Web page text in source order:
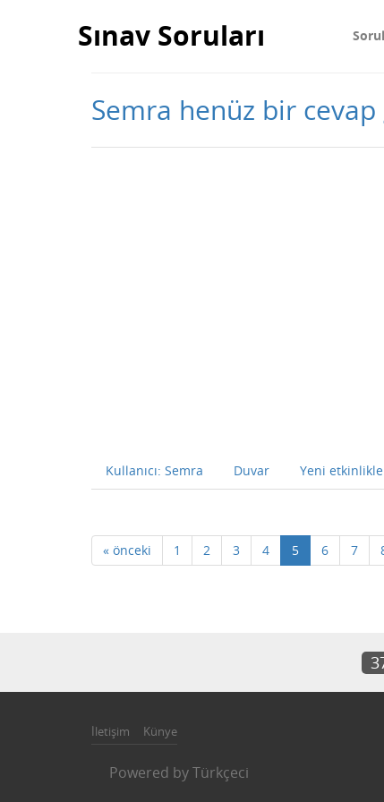
Sınav Soruları
Semra henüz bir
Kullanıcı: Semra Duvar Yeni
« önceki 1 2 3 4 5 6 7
İletişim Künye
Powered byTürkçeci